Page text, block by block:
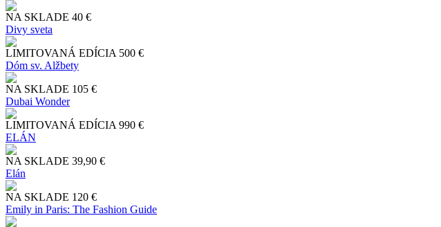
NA SKLADE 40 €
Divy sveta
LIMITOVANÁ EDÍCIA 500 €
Dóm sv. Alžbety
NA SKLADE 105 €
Dubai Wonder
LIMITOVANÁ EDÍCIA 990 €
ELÁN
NA SKLADE 39,90 €
Elán
NA SKLADE 120 €
Emily in Paris: The Fashion Guide